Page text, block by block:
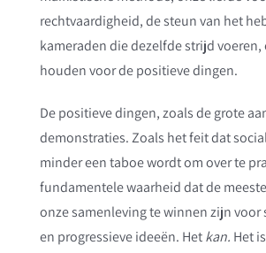
rechtvaardigheid, de steun van het
kameraden die dezelfde strijd voeren,
houden voor de positieve dingen.
De positieve dingen, zoals de grote
demonstraties. Zoals het feit dat
minder een taboe wordt om over te
fundamentele waarheid dat de
onze samenleving te winnen zijn voor
en progressieve ideeën. Hetkan. Het